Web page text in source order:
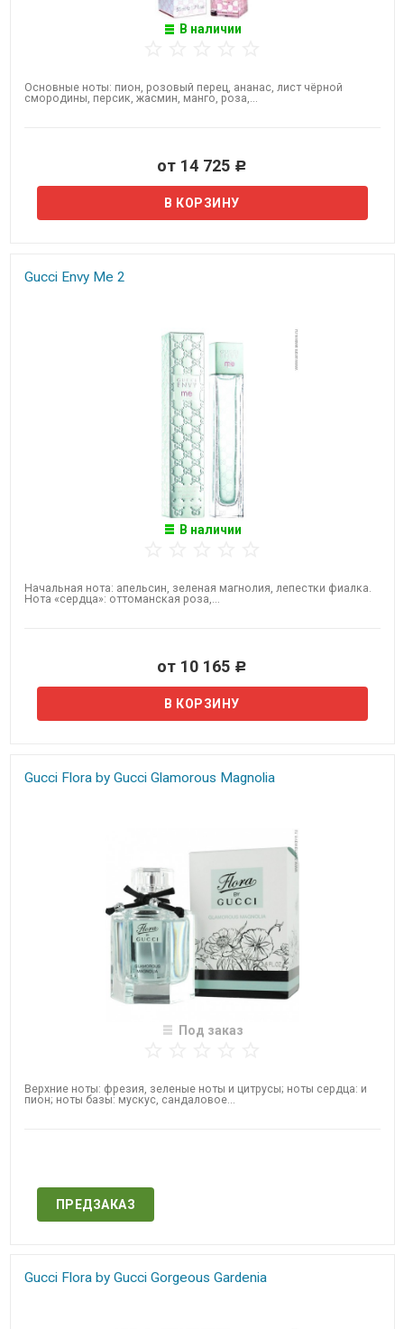
В наличии
Основные ноты: пион, розовый перец, ананас, лист чёрной
смородины, персик, жасмин, манго, роза,...
от 14 725 Р
Gucci Envy Me 2
В наличии
Начальная нота: апельсин, зеленая магнолия, лепестки фиалка.
Нота «сердца»: оттоманская роза,...
от 10 165 Р
Gucci Flora by Gucci Glamorous Magnolia
Под заказ
Верхние ноты: фрезия, зеленые ноты и цитрусы; ноты сердца: и
пион; ноты базы: мускус, сандаловое...
ПРЕДЗАКАЗ
Gucci Flora by Gucci Gorgeous Gardenia